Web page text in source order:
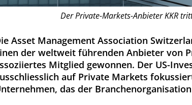
Der Private-Markets-Anbieter KKR
Asset Management Association
der weltweit führenden Anbieter von
Mitglied gewonnen. Der US-
auf Private Markets
das der